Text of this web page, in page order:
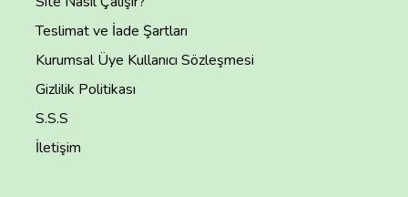
Teslimat ve İade Şartları
Kurumsal Üye Kullanıcı Sözleşmesi
Gizlilik Politikası
S.S.S
İletişim